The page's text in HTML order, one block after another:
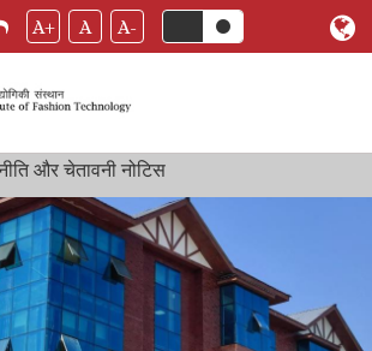
A+ A A-
और चेतावनी नोटिस